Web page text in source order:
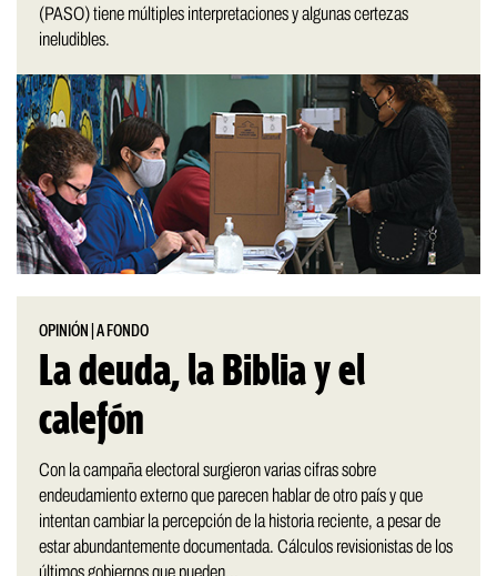
(PASO) tiene múltiples interpretaciones y algunas certezas
ineludibles.
OPINIÓN |A FONDO
La deuda, la Biblia y el
calefón
Con la campaña electoral surgieron varias cifras sobre
endeudamiento externo que parecen hablar de otro país y que
intentan cambiar la percepción de la historia reciente, a pesar de
estar abundantemente documentada. Cálculos revisionistas de los